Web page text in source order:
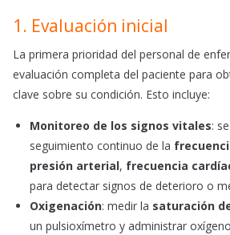
1. Evaluación inicial
La primera prioridad del personal de
evaluación completa del paciente para
clave sobre su condición. Esto incluye:
Monitoreo de los signos vitales:
seguimiento continuo de la
presión arterial, frecuencia
para detectar signos de deterioro o
Oxigenación: medir la saturación
un pulsioxímetro y administrar